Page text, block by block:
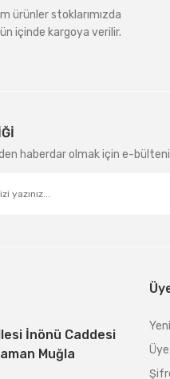
ürünler stoklarımızda
içinde kargoya verilir.
haberdar olmak için e-
İnönü Caddesi
Muğla